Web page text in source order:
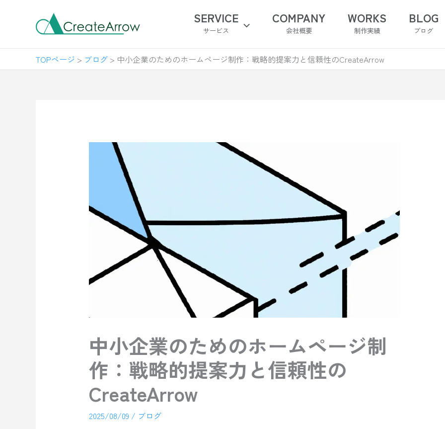
キ
SERVICE
サービス
COMPANY
会社概要
WORKS
制作実績
BLOG
ブログ
TOPページ > ブログ > 中小企業のためのホームページ制作：戦略的提案力と信頼性のCreateArrow
中小企業のためのホームページ制
作：戦略的提案力と信頼性の
CreateArrow
2025/08/09 / ブログ